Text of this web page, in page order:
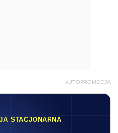
AUTOPROMOCJA
STACJONARNA